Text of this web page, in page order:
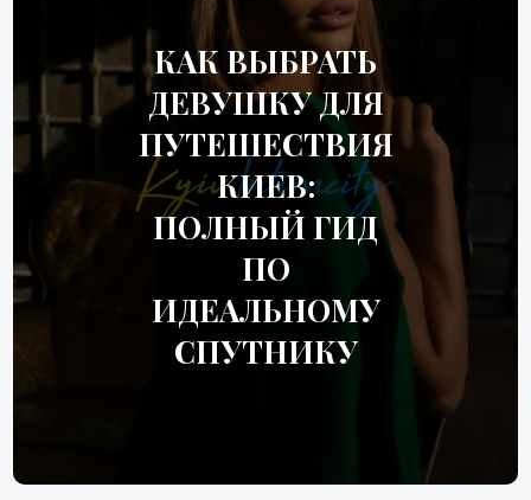
КАК ВЫБРАТЬ
ДЕВУШКУ ДЛЯ
ПУТЕШЕСТВИЯ
КИЕВ:
ПОЛНЫЙ ГИД
ПО
ИДЕАЛЬНОМУ
СПУТНИКУ